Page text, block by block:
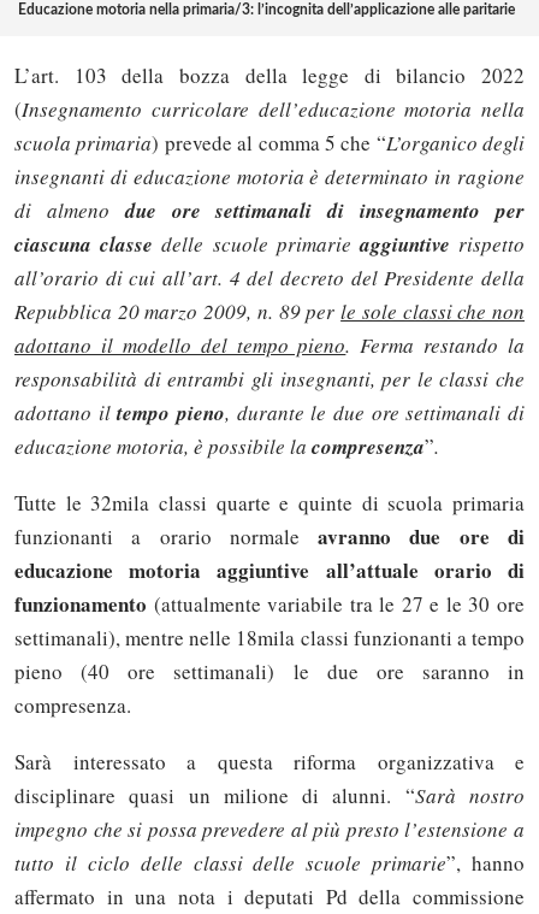
Educazione motoria nella primaria/3: l’incognita dell’applicazione alle paritarie
L’art. 103 della bozza della legge di bilancio 2022
(Insegnamento curricolare dell’educazione motoria nella
scuola primaria) prevede al comma 5 che “L’organico degli
insegnanti di educazione motoria è determinato in ragione
di almenodue ore settimanali di insegnamento per
ciascuna classe delle scuole primarieaggiuntive rispetto
all’orario di cui all’art. 4 del decreto del Presidente della
Repubblica 20 marzo 2009, n. 89 perle sole classi che non
adottano il modello del tempo pieno. Ferma restando la
responsabilità di entrambi gli insegnanti, per le classi che
adottano iltempo pieno, durante le due ore settimanali di
educazione motoria, è possibile la compresenza”.
Tutte le 32mila classi quarte e quinte di scuola primaria
funzionanti a orario normaleavranno due ore di
educazione motoria aggiuntive all’attuale orario di
funzionamento (attualmente variabile tra le 27 e le 30 ore
settimanali), mentre nelle 18mila classi funzionanti a tempo
pieno (40 ore settimanali) le due ore saranno in
compresenza.
Sarà interessato a questa riforma organizzativa e
disciplinare quasi un milione di alunni. “Sarà nostro
impegno che si possa prevedere al più presto l’estensione a
tutto il ciclo delle classi delle scuole primarie”, hanno
affermato in una nota i deputati Pd della commissione